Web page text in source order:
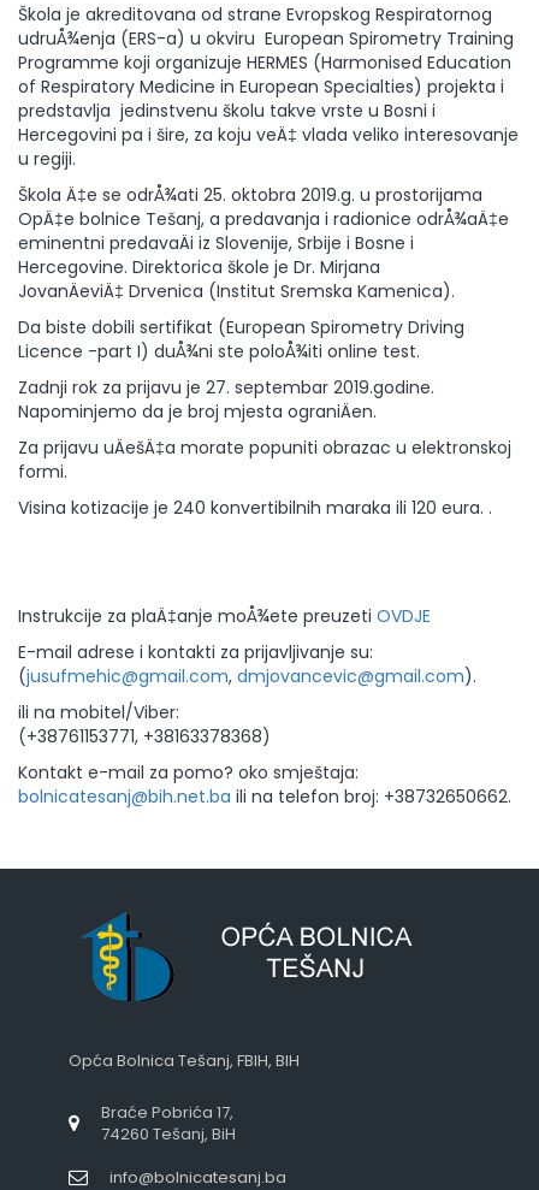
Škola je akreditovana od strane Evropskog Respiratornog
udruÅ¾enja (ERS-a) u okviru European Spirometry Training
Programme koji organizuje HERMES (Harmonised Education
of Respiratory Medicine in European Specialties) projekta i
predstavlja jedinstvenu školu takve vrste u Bosni i
Hercegovini pa i šire, za koju veÄ‡ vlada veliko interesovanje
u regiji.
Škola Ä‡e se odrÅ¾ati 25. oktobra 2019.g. u prostorijama
OpÄ‡e bolnice Tešanj, a predavanja i radionice odrÅ¾aÄ‡e
eminentni predavaÄi iz Slovenije, Srbije i Bosne i
Hercegovine. Direktorica škole je Dr. Mirjana
JovanÄeviÄ‡ Drvenica (Institut Sremska Kamenica).
Da biste dobili sertifikat (European Spirometry Driving
Licence -part I) duÅ¾ni ste poloÅ¾iti online test.
Zadnji rok za prijavu je 27. septembar 2019.godine.
Napominjemo da je broj mjesta ograniÄen.
Za prijavu uÄešÄ‡a morate popuniti obrazac u elektronskoj
formi.
Visina kotizacije je 240 konvertibilnih maraka ili 120 eura. .
Instrukcije za plaÄ‡anje moÅ¾ete preuzeti OVDJE
E-mail adrese i kontakti za prijavljivanje su:
(jusufmehic@gmail.com, dmjovancevic@gmail.com).
ili na mobitel/Viber:
(+38761153771, +38163378368)
Kontakt e-mail za pomo? oko smještaja:
bolnicatesanj@bih.net.ba ili na telefon broj: +38732650662.
Opća Bolnica Tešanj, FBIH, BIH
Braće Pobrića 17,
74260 Tešanj, BiH
info@bolnicatesanj.ba